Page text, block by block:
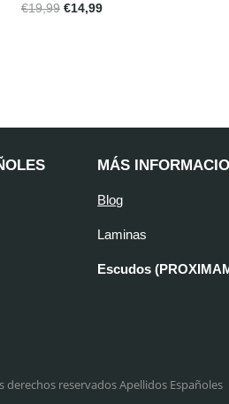
€19,99 €14,99
MÁS
Blog
Laminas
Escudos
reservados Apellidos Españoles